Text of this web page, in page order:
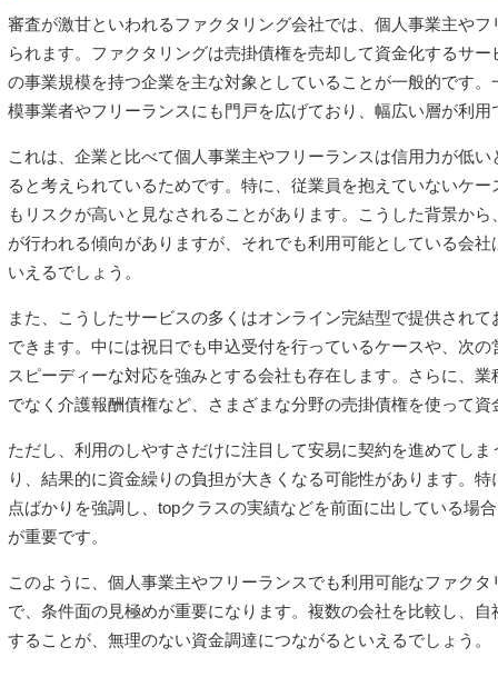
審査が激甘といわれるファクタリング会社では、個人事業主や
られます。ファクタリングは売掛債権を売却して資金化するサ
の事業規模を持つ企業を主な対象としていることが一般的です
模事業者やフリーランスにも門戸を広げており、幅広い層が利
これは、企業と比べて個人事業主やフリーランスは信用力が低
ると考えられているためです。特に、従業員を抱えていないケ
もリスクが高いと見なされることがあります。こうした背景か
が行われる傾向がありますが、それでも利用可能としている会
いえるでしょう。
また、こうしたサービスの多くはオンライン完結型で提供され
できます。中には祝日でも申込受付を行っているケースや、次
スピーディーな対応を強みとする会社も存在します。さらに、
でなく介護報酬債権など、さまざまな分野の売掛債権を使って
ただし、利用のしやすさだけに注目して安易に契約を進めてし
り、結果的に資金繰りの負担が大きくなる可能性があります。
点ばかりを強調し、topクラスの実績などを前面に出している場
が重要です。
このように、個人事業主やフリーランスでも利用可能なファク
で、条件面の見極めが重要になります。複数の会社を比較し、
することが、無理のない資金調達につながるといえるでしょう。